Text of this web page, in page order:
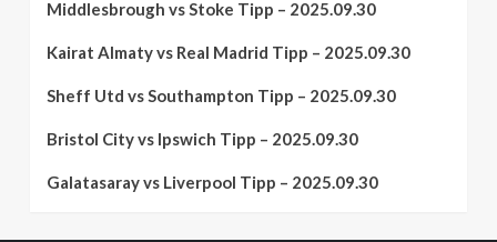
Middlesbrough vs Stoke Tipp – 2025.09.30
Kairat Almaty vs Real Madrid Tipp – 2025.09.30
Sheff Utd vs Southampton Tipp – 2025.09.30
Bristol City vs Ipswich Tipp – 2025.09.30
Galatasaray vs Liverpool Tipp – 2025.09.30